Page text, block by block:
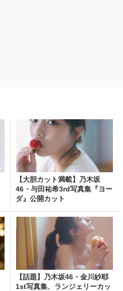
【大胆カット満載】乃木坂
46・与田祐希3rd写真集『ヨー
ダ』公開カット
【話題】乃木坂46・金川紗耶
1st写真集、ランジェリーカッ